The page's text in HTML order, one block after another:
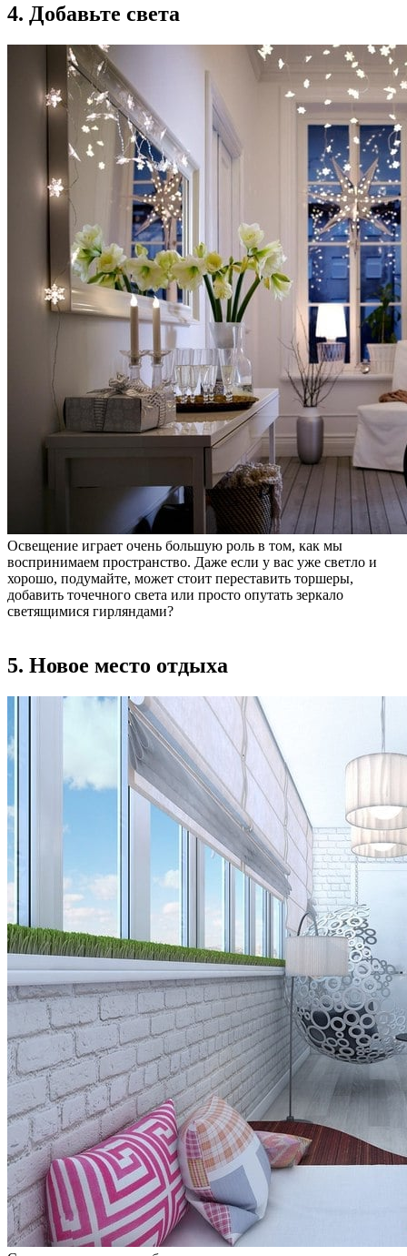
4. Добавьте света
Освещение играет очень большую роль в том, как мы
воспринимаем пространство. Даже если у вас уже светло и
хорошо, подумайте, может стоит переставить торшеры,
добавить точечного света или просто опутать зеркало
светящимися гирляндами?
5. Новое место отдыха